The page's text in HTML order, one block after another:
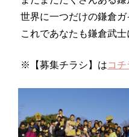
世界に一つだけの鎌倉ガ
これであなたも鎌倉武士
※【募集チラシ】はコチ